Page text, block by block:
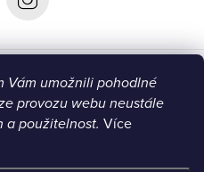
Vám umožnili pohodlné
provozu webu neustále
a použitelnost. Více